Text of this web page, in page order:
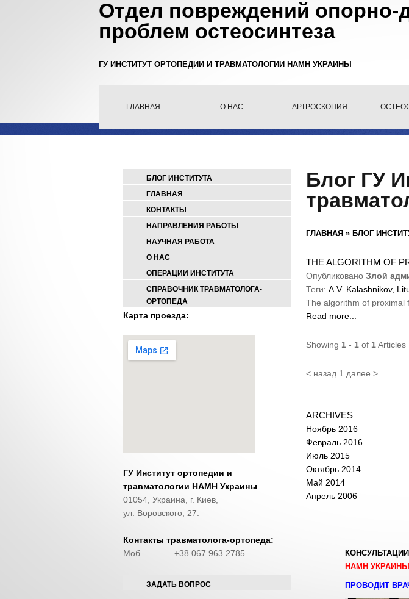
Отдел повреждений опорно-
проблем остеосинтеза
ГУ ИНСТИТУТ ОРТОПЕДИИ И ТРАВМАТОЛОГИИ НАМН УКРАИНЫ
ГЛАВНАЯ О НАС АРТРОСКОПИЯ
БЛОГ ИНСТИТУТА
ГЛАВНАЯ
КОНТАКТЫ
НАПРАВЛЕНИЯ РАБОТЫ
НАУЧНАЯ РАБОТА
О НАС
ОПЕРАЦИИ ИНСТИТУТА
СПРАВОЧНИК ТРАВМАТОЛОГА-
ОРТОПЕДА
Карта проезда:
ГУ Институт ортопедии и
травматологии НАМН Украины
01054, Украина, г. Киев,
ул. Воровского, 27.
Контакты травматолога-ортопеда:
+38 067 963 2785
Моб.
ЗАДАТЬ ВОПРОС
Блог ГУ
ГЛАВНАЯ » БЛОГ
THE ALGORITHM OF
Опубликовано Злой
Теги: A.V. Kalashnikov,
The algorithm of proximal
Read more...
Showing 1 - 1 of 1Articles
< назад 1 далее >
ARCHIVES
Ноябрь 2016
Февраль 2016
Июль 2015
Октябрь 2014
Май 2014
Апрель 2006
НАМН УКРАИНЫ
ПРОВОДИТ